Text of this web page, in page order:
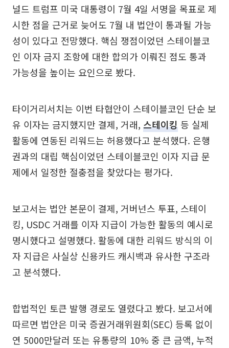
널드 트럼프 미국 대통령이 7월 4일 서명을 목표로 제
시한 점을 근거로 늦어도 7월 내 법안이 통과될 가능
성이 있다고 전망했다. 핵심 쟁점이었던 스테이블코
인 이자 금지 조항에 대한 합의가 이뤄진 점도 통과
가능성을 높이는 요인으로 봤다.
타이거리서치는 이번 타협안이 스테이블코인 단순 보
유 이자는 금지했지만 결제, 거래, 스테이킹 등 실제
활동에 연동된 리워드는 허용했다고 분석했다. 은행
권과의 대립 핵심이었던 스테이블코인 이자 지급 문
제에서 일정한 절충점을 찾았다는 평가다.
보고서는 법안 본문이 결제, 거버넌스 투표, 스테이
킹, USDC 거래를 이자 지급이 가능한 활동의 예시로
명시했다고 설명했다. 활동에 대한 리워드 방식의 이
자 지급은 사실상 신용카드 캐시백과 유사한 구조라
고 분석했다.
합법적인 토큰 발행 경로도 열렸다고 봤다. 보고서에
따르면 법안은 미국 증권거래위원회(SEC) 등록 없이
연 5000만달러 또는 유통량의 10% 중 큰 금액, 누적